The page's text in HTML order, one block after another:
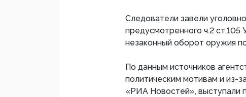
Следователи завели
предусмотренного ч.2 ст.105
незаконный оборот оружия
По данным источников
политическим мотивам и из-
«РИА Новостей», выступали